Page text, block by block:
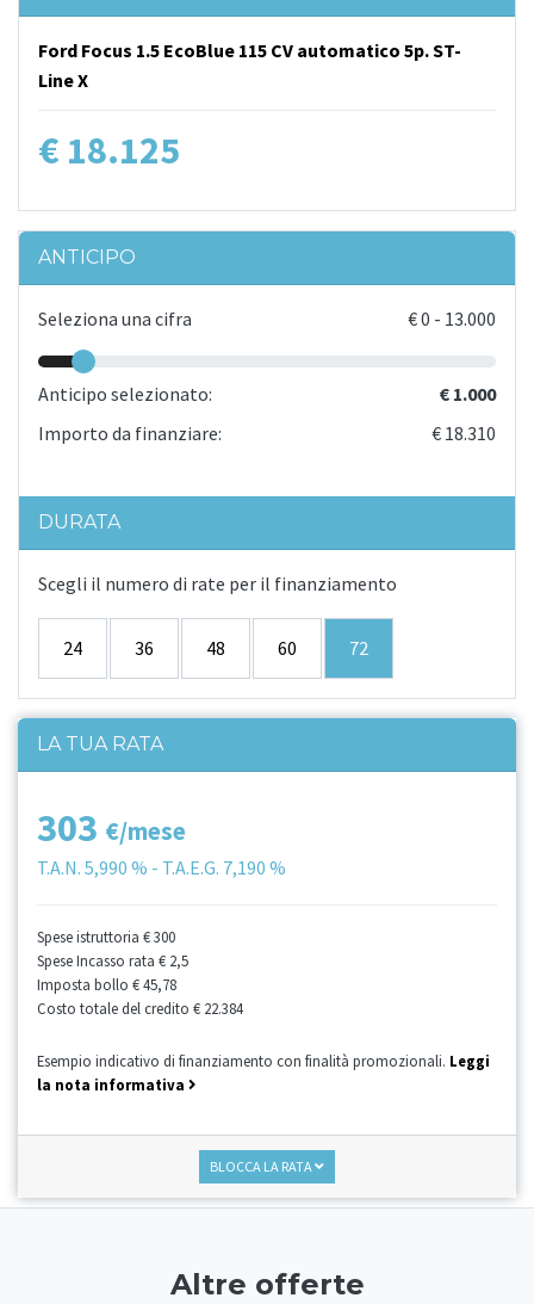
Ford Focus 1.5 EcoBlue 115 CV automatico 5p. ST-
Line X
€ 18.125
ANTICIPO
Seleziona una cifra €0 - 13.000
Anticipo selezionato:
€ 1.000
Importo da finanziare:
€ 18.310
DURATA
Scegli il numero di rate per il finanziamento
24 36 48 60 72
LA TUA RATA
303 €/mese
T.A.N. 5,990 % - T.A.E.G. 7,190 %
Spese istruttoria € 300
Spese Incasso rata € 2,5
Imposta bollo € 45,78
Costo totale del credito € 22.384
Esempio indicativo di finanziamento con finalità promozionali. Leggi
la nota informativa
BLOCCA LA RATA
Altre offerte